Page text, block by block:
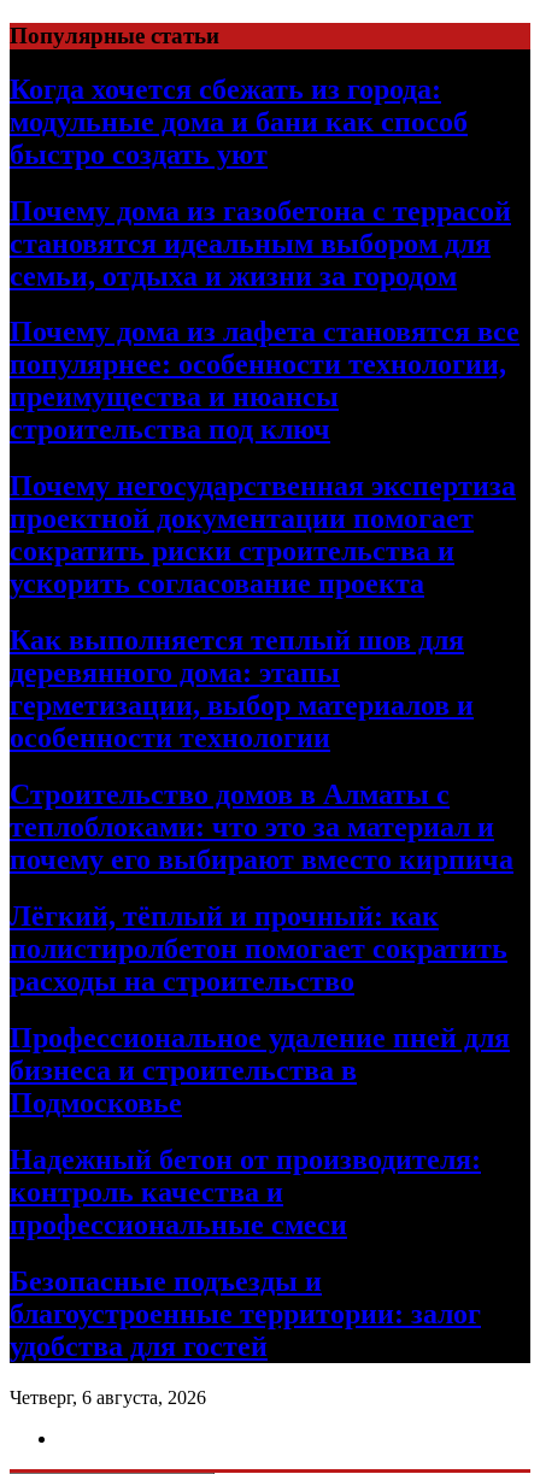
Перейти
к
содержимому
Популярные статьи
Когда хочется сбежать из города:
модульные дома и бани как способ
быстро создать уют
Почему дома из газобетона с террасой
становятся идеальным выбором для
семьи, отдыха и жизни за городом
Почему дома из лафета становятся все
популярнее: особенности технологии,
преимущества и нюансы
строительства под ключ
Почему негосударственная экспертиза
проектной документации помогает
сократить риски строительства и
ускорить согласование проекта
Как выполняется теплый шов для
деревянного дома: этапы
герметизации, выбор материалов и
особенности технологии
Строительство домов в Алматы с
теплоблоками: что это за материал и
почему его выбирают вместо кирпича
Лёгкий, тёплый и прочный: как
полистиролбетон помогает сократить
расходы на строительство
Профессиональное удаление пней для
бизнеса и строительства в
Подмосковье
Надежный бетон от производителя:
контроль качества и
профессиональные смеси
Безопасные подъезды и
благоустроенные территории: залог
удобства для гостей
Четверг, 6 августа, 2026